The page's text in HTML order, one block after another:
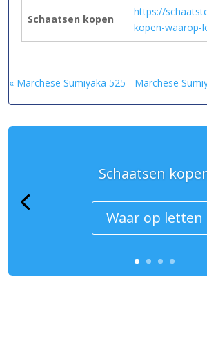
Schaatsen kopen
https://
kopen-waarop-
« Marchese Sumiyaka 525 Marchese
Schaatsen
Waar op letten